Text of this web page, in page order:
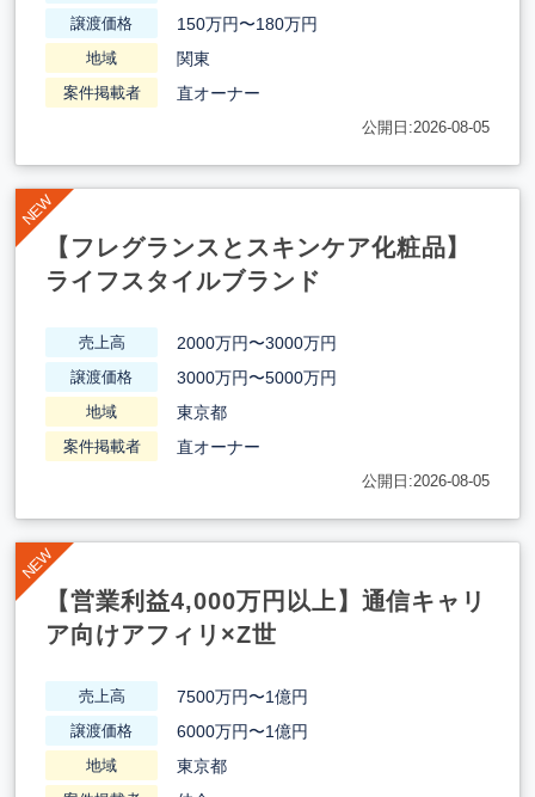
譲渡価格 150万円〜180万円
地域 関東
案件掲載者 直オーナー
公開日:2026-08-05
【フレグランスとスキンケア化粧品】
ライフスタイルブランド
売上高 2000万円〜3000万円
譲渡価格 3000万円〜5000万円
地域 東京都
案件掲載者 直オーナー
公開日:2026-08-05
【営業利益4,000万円以上】通信キャリ
ア向けアフィリ×Z世
売上高 7500万円〜1億円
譲渡価格 6000万円〜1億円
地域 東京都